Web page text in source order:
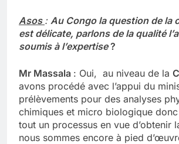
Asos : Au Congo la question de la
est délicate, parlons de la qualité
soumis à l’expertise?
Mr Massala : Oui, au niveau de la
avons procédé avec l’appui du
prélèvements pour des analyses
chimiques et micro biologique donc
tout un processus en vue d’obtenir
nous sommes encore à pied